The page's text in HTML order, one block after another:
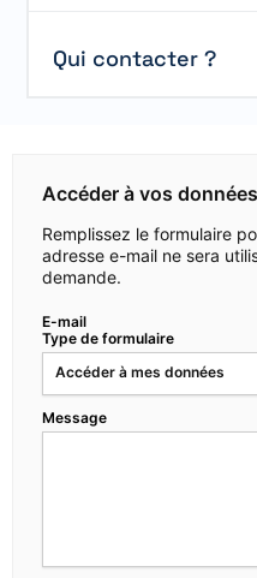
Qui contacter ?
Accéder à vos données
Remplissez le formulaire
adresse e-mail ne sera
demande.
E-mail
Type de formulaire
Accéder à mes données
Message